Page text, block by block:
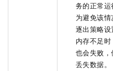
务的正常运
为避免该
逐出策略设
内存不足
也会失败
丢失数据。